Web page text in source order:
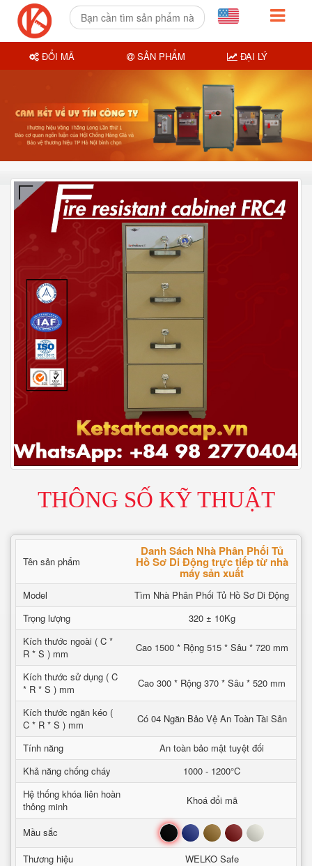
THÔNG SỐ KỸ THUẬT
Tên sản phẩm
Danh Sách Nhà Phân Phối Tủ
Hồ Sơ Di Động trực tiếp từ nhà
máy sản xuất
Model
Tìm Nhà Phân Phối Tủ Hồ Sơ Di Động
Trọng lượng
320 ± 10Kg
Kích thước ngoài ( C *
R * S ) mm
Cao 1500 * Rộng 515 * Sâu * 720 mm
Kích thước sử dụng ( C
* R * S ) mm
Cao 300 * Rộng 370 * Sâu * 520 mm
Kích thước ngăn kéo (
C * R * S ) mm
Có 04 Ngăn Bảo Vệ An Toàn Tài Sản
Tính năng
An toàn bảo mật tuyệt đối
Khả năng chống cháy
1000 - 1200°C
Hệ thống khóa liên hoàn
thông minh
Khoá đổi mã
Mầu sắc Đen Xanh Nâu Đỏ Trắng
Thương hiệu
WELKO Safe
ĐỔI MÃ SẢN PHẨM ĐẠI LÝ